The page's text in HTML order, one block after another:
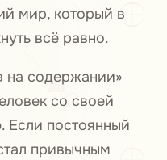
мир, который в
всё равно.
на содержании»
со своей
Если постоянный
привычным